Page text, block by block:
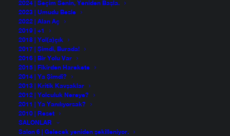
2024 | Seçim Senin, Yeniden Başla.
2023 | Umudu Besle
2022 | Alan Aç
2019 | +1
2018 | Yol(a)çık
2017 | Şimdi, Burada!
2016 | Bir Yolu Var
2015 | Fikirden Harekete
2014 | Ya Şimdi?
2013 | Kritik Kavşaklar
2012 | Yolculuk Nereye?
2011 | Ya Yanılıyorsak?
2010 | Reset
SALONLAR
Salon 6 | Gelecek yeniden şekilleniyor.